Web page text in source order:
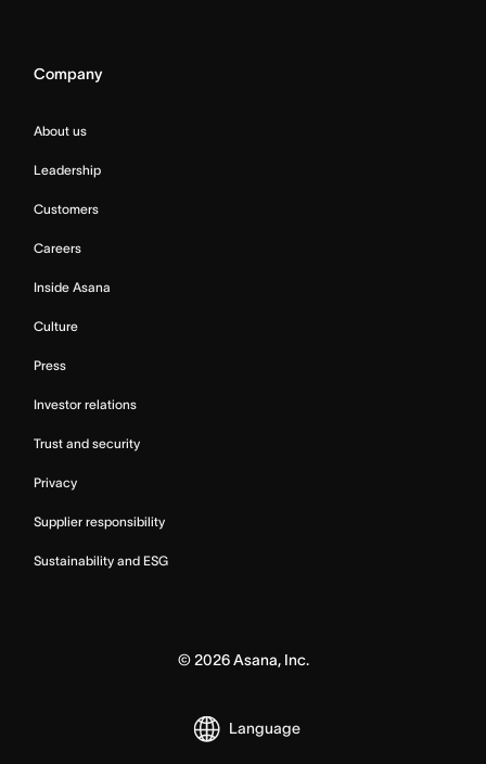
Company
About us
Leadership
Customers
Careers
Inside Asana
Culture
Press
Investor relations
Trust and security
Privacy
Supplier responsibility
Sustainability and ESG
©2026Asana, Inc.
Language